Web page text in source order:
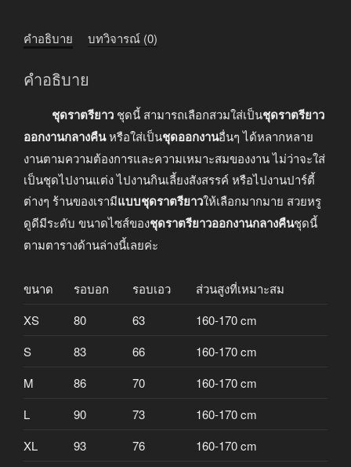
คำอธิบาย บทวิจารณ์ (0)
คำอธิบาย
ชุดราตรียาว ชุดนี้ สามารถเลือกสวมใส่เป็นชุดราตรียาว
ออกงานกลางคืนหรือใส่เป็นชุดออกงานอื่นๆ ได้หลากหลาย
งานตามความต้องการและความเหมาะสมของงาน ไม่ว่าจะใส่
เป็นชุดไปงานแต่ง ไปงานกินเลี้ยงสังสรรค์ หรือไปงานปาร์ตี้
ต่างๆ ร้านของเรามีแบบชุดราตรียาวให้เลือกมากมาย สวยหรู
ดูดีมีระดับ ขนาดไซส์ของชุดราตรียาวออกงานกลางคืนชุดนี้
ตามตารางด้านล่างนี้เลยค่ะ
ขนาด รอบอก รอบเอว
ส่วนสูงที่เหมาะสม
XS
80 63
160-170 cm
S
83 66
160-170 cm
M
86 70
160-170 cm
L
90 73
160-170 cm
XL
93 76
160-170 cm